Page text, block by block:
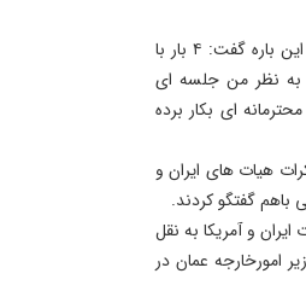
سید عباس عراقچی وزیر امور خارجه ایران در گفت و گویی با شبکه خبر در این باره گفت: ۴ بار با
به نظر من جلسه ای
ای بکار برده
هم گفت که در پایان ۲.۵ ساعت مذاکرات هیات های ایران و
باهم گفتگو کردند.
و آمریکا به نقل
امورخارجه عمان در